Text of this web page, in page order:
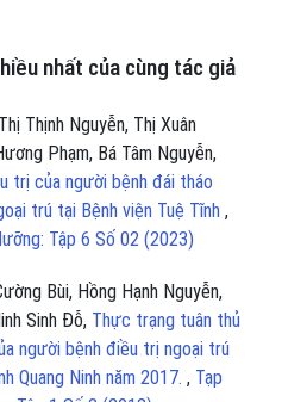
nhất của cùng tác giả
Thịnh Nguyễn, Thị Xuân
Phạm, Bá Tâm Nguyễn,
trị của người bệnh đái tháo
trú tại Bệnh viện Tuệ Tĩnh ,
Tập 6 Số 02 (2023)
Bùi, Hồng Hạnh Nguyễn,
Sinh Đỗ, Thực trạng tuân thủ
người bệnh điều trị ngoại trú
Quang Ninh năm 2017. , Tạp